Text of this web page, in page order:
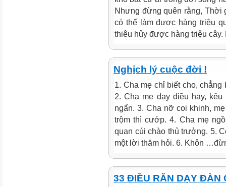
Nhưng đừng quên rằng, Thời
có thể làm được hàng triệu
thiêu hủy được hàng triệu
Nghịch lý cuộc đời !
1. Cha mẹ chỉ biết cho,
2. Cha mẹ dạy điều hay,
ngẩn. 3. Cha nỡ coi khinh,
trộm thì cướp. 4. Cha mẹ
quan cúi chào thủ trưởng. 5.
một lời thăm hỏi. 6. Khôn
33 ĐIỀU RĂN DẠY ĐÀN